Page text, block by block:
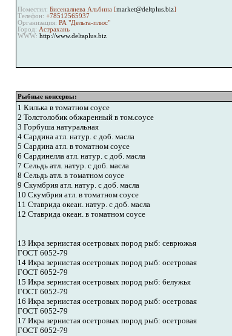
Поместил: Бисеналиева Альбина [market@deltplus.biz]
Телефон: +78512565937
Организация: РА "Дельта-плюс"
Город: Астрахань
WWW: http://www.deltaplus.biz
Рыбные консервы:
1 Килька в томатном соусе
2 Толстолобик обжаренный в том.соусе
3 Горбуша натуральная
4 Сардина атл. натур. с доб. масла
5 Сардина атл. в томатном соусе
6 Сардинелла атл. натур. с доб. масла
7 Сельдь атл. натур. с доб. масла
8 Сельдь атл. в томатном соусе
9 Скумбрия атл. натур. с доб. масла
10 Скумбрия атл. в томатном соусе
11 Ставрида океан. натур. с доб. масла
12 Ставрида океан. в томатном соусе
13 Икра зернистая осетровых пород рыб: севрюжья
ГОСТ 6052-79
14 Икра зернистая осетровых пород рыб: осетровая
ГОСТ 6052-79
15 Икра зернистая осетровых пород рыб: белужья
ГОСТ 6052-79
16 Икра зернистая осетровых пород рыб: осетровая
ГОСТ 6052-79
17 Икра зернистая осетровых пород рыб: осетровая
ГОСТ 6052-79